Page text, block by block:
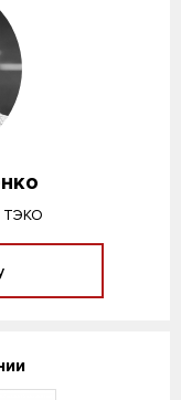
ТЭКО